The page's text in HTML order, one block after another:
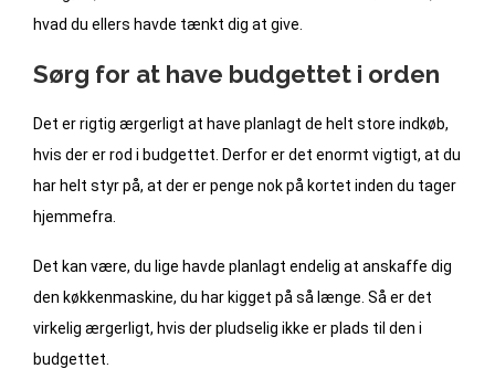
hvad du ellers havde tænkt dig at give.
Sørg for at have budgettet i orden
Det er rigtig ærgerligt at have planlagt de helt store indkøb,
hvis der er rod i budgettet. Derfor er det enormt vigtigt, at du
har helt styr på, at der er penge nok på kortet inden du tager
hjemmefra.
Det kan være, du lige havde planlagt endelig at anskaffe dig
den køkkenmaskine, du har kigget på så længe. Så er det
virkelig ærgerligt, hvis der pludselig ikke er plads til den i
budgettet.